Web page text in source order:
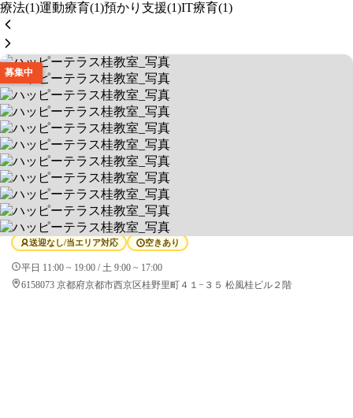
療法(1)運動療育(1)預かり支援(1)IT療育(1)
募集中
ハッピーテラス桂教室
※送迎の実施はございません
送迎なし/当エリア対応 空きあり
平日 11:00 ~ 19:00 / 土 9:00 ~ 17:00
6158073 京都府京都市西京区桂野里町４１−３５ 松風桂ビル２階